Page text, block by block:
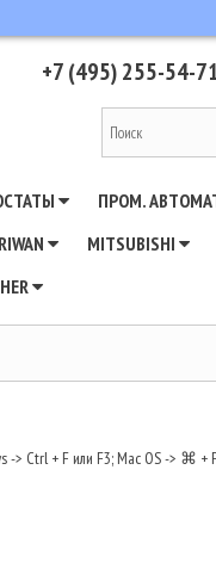
+7 (495) 255-54-
ПРОМ.
MITSUBISHI
-> Ctrl + F или F3; Mac OS -> ⌘ +